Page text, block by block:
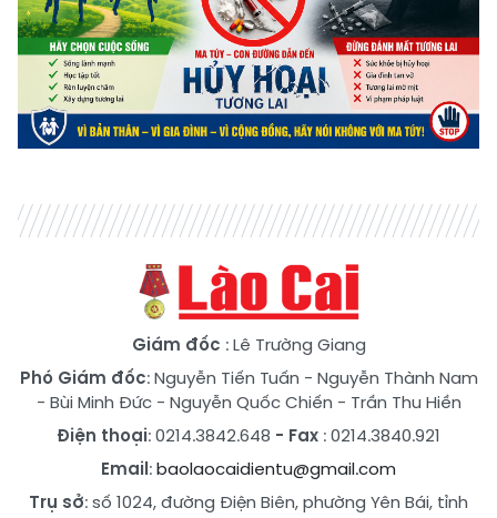
Giám đốc : Lê Trường Giang
Phó Giám đốc:Nguyễn Tiến Tuấn - Nguyễn Thành Nam
- Bùi Minh Đức- Nguyễn Quốc Chiến - Trần Thu Hiền
Điện thoại: 0214.3842.648 - Fax : 0214.3840.921
Email:baolaocaidientu@gmail.com
Trụ sở: số 1024, đường Điện Biên, phường Yên Bái, tỉnh